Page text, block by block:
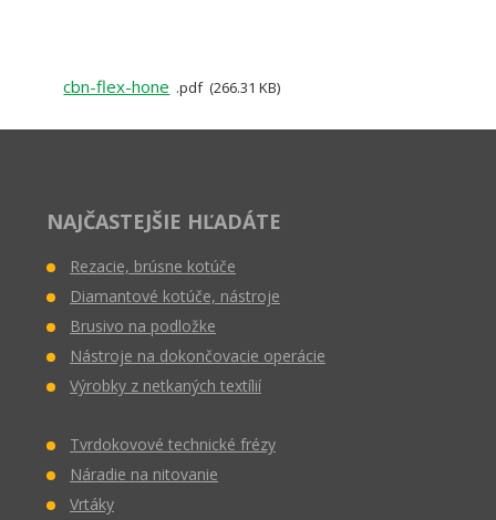
cbn-flex-hone pdf 266.31 KB
NAJČASTEJŠIE HĽADÁTE
Rezacie, brúsne kotúče
Diamantové kotúče, nástroje
Brusivo na podložke
Nástroje na dokončovacie operácie
Výrobky z netkaných textílií
Tvrdokovové technické frézy
Náradie na nitovanie
Vrtáky